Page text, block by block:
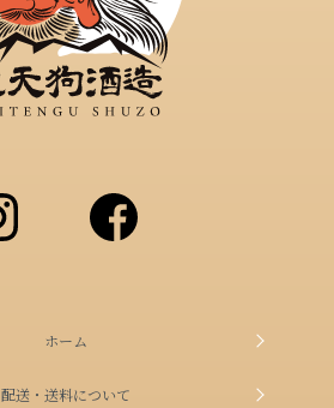
酒粕、コラボスイーツ
大天狗グッズ、その他
吟醸酒、純米酒、本醸造など名称別
検索はこちらをクリック
ホーム
配送・送料について